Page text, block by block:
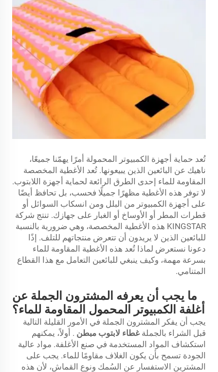
تُعد حماية أجهزة الكمبيوتر المحمولة أمرًا يهمّنا جميعًا،
ناهيك عن البائعين الذين يبيعونها. تُعد الأغطية المخصصة
المقاومة للماء إحدى الطرق الرائعة لحماية أجهزة اللابتوب.
لا توفر هذه الأغطية مظهرًا جميلًا فحسب، بل تحافظ أيضًا
على أجهزة الكمبيوتر من البلل ومن انسكاب السوائل أو
قطرات المطر أو الأوساخ أو الغبار على جهازك. تنتج شركة
KINGSTAR هذه الأغطية المخصصة، وهي ضرورية بالنسبة
للبائعين الذين لا يريدون أن تتعرض منتجاتهم للتلف. إذًا
دعونا نستعرض لماذا تُعد هذه الأغطية المقاومة للماء
بسرعة مهمة، وكيف ينبغي للبائعين التعامل مع هذا القطاع
المتنامي.
ما يجب أن يعرفه المشترون الجملة عن
أغلفة الكمبيوتر المحمول المقاومة للماء؟
يجب أن يفكر المشترون الجملة في الأمور القليلة التالية
قبل الشراء بالجملة غطاء لابتوب مبطن . أولاً، يمكنهم
استكشاف المواد المستخدمة في صنع الأغلفة. مواد عالية
الجودة تسمح بأن يكون الغلاف مقاومًا للماء. يجب على
المشترين الاستفسار عن السُمك ونوع القماش، لأن هذه